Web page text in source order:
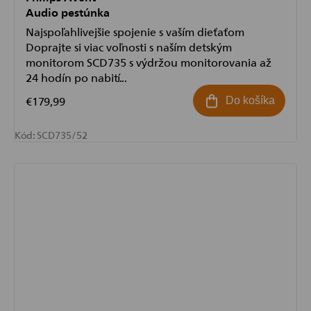
Audio pestúnka
€179,99 Do košíka
Najspoľahlivejšie spojenie s vaším dieťaťom
Doprajte si viac voľnosti s naším detským
monitorom SCD735 s výdržou monitorovania až
24 hodín po nabití...
Kód: SCD735/52